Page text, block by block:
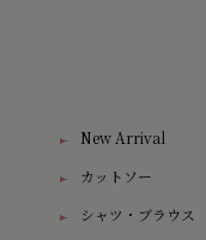
New Arrival
カットソー
シャツ・ブラウス